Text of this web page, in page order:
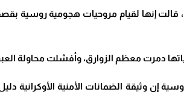
قالت إنها لقيام مروحيات هجومية روسية
دمرت معظم الزوارق، وأفشلت محاولة
إن وثيقة الضمانات الأمنية